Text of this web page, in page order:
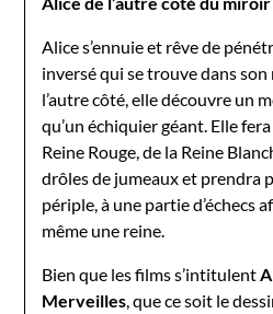
Alice s’ennuie et rêve de
inversé qui se trouve dans
l’autre côté, elle découvre un
qu’un échiquier géant. Elle
Reine Rouge, de la Reine
drôles de jumeaux et prendra
périple, à une partie d’échecs
même une reine.
Bien que les films s’intitulent
Merveilles, que ce soit le